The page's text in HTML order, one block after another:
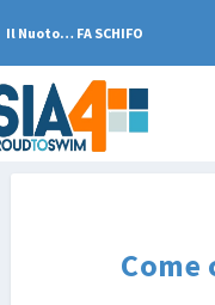
Il Nuoto… FA SCHIFO